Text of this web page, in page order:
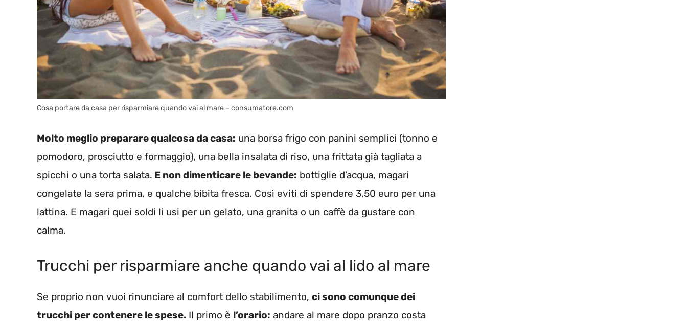
Cosa portare da casa per risparmiare quando vai al mare – consumatore.com
Molto meglio preparare qualcosa da casa: una borsa frigo con panini semplici (tonno e
pomodoro, prosciutto e formaggio), una bella insalata di riso, una frittata già tagliata a
spicchi o una torta salata. E non dimenticare le bevande: bottiglie d’acqua, magari
congelate la sera prima, e qualche bibita fresca. Così eviti di spendere 3,50 euro per una
lattina. E magari quei soldi li usi per un gelato, una granita o un caffè da gustare con
calma.
Trucchi per risparmiare anche quando vai al lido al mare
Se proprio non vuoi rinunciare al comfort dello stabilimento, ci sono comunque dei
trucchi per contenere le spese. Il primo è l’orario: andare al mare dopo pranzo costa